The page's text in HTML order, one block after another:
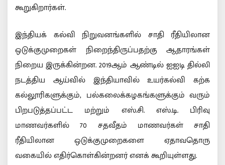
கூறுகிறார்கள்.
இந்தியக் கல்வி நிறுவனங்களில் சாதி ரீதியிலான
ஒடுக்குமுறைகள் நிறைந்திருப்பதற்கு ஆதாரங்கள்
நிறைய இருக்கின்றன. 2019ஆம் ஆண்டில் ஐஐடி தில்லி
நடத்திய ஆய்வில் இந்தியாவில் உயர்கல்வி கற்க
கல்லூரிகளுக்கும், பல்கலைக்கழகங்களுக்கும் வரும்
பிறபடுத்தப்பட்ட மற்றும் எஸ்.சி. எஸ்.டி. பிரிவு
மாணவர்களில் 70 சதவீதம் மாணவர்கள் சாதி
ரீதியிலான ஒடுக்குமுறைகளை ஏதாவதொரு
வகையில் எதிர்கொள்கின்றனர் எனக் கூறியுள்ளது.